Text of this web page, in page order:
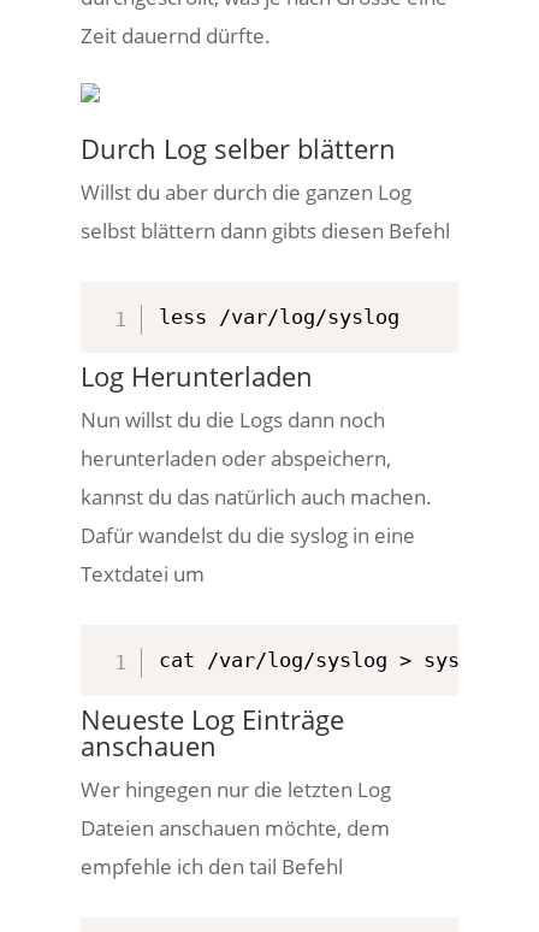
Zeit dauernd dürfte.
Durch Log selber blättern
Willst du aber durch die ganzen Log
selbst blättern dann gibts diesen Befehl
less /var/log/syslog
Log Herunterladen
Nun willst du die Logs dann noch
herunterladen oder abspeichern,
kannst du das natürlich auch machen.
Dafür wandelst du die syslog in eine
Textdatei um
cat /var/log/syslog >
Neueste Log Einträge
anschauen
Wer hingegen nur die letzten Log
Dateien anschauen möchte, dem
empfehle ich den tail Befehl